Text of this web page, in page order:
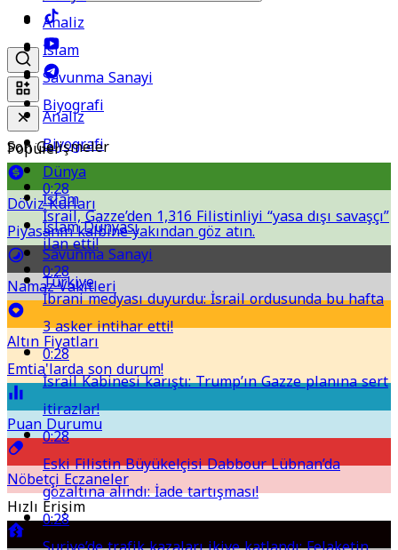
Popüler
Döviz Kurları
Piyasanın kalbine yakından göz atın.
Namaz Vakitleri
Altın Fiyatları
Emtia'larda son durum!
Puan Durumu
Nöbetçi Eczaneler
Hızlı Erişim
Analiz
Biyografi
Dünya
İslam
İslam Dünyası
Savunma Sanayi
Türkiye
Analiz
İslam
Savunma Sanayi
Biyografi
Son Gelişmeler
0:28
İsrail, Gazze’den 1,316 Filistinliyi “yasa dışı savaşçı”
ilan etti!
0:28
İbrani medyası duyurdu: İsrail ordusunda bu hafta
3 asker intihar etti!
0:28
İsrail Kabinesi karıştı: Trump’ın Gazze planına sert
itirazlar!
0:28
Eski Filistin Büyükelçisi Dabbour Lübnan’da
gözaltına alındı: İade tartışması!
0:28